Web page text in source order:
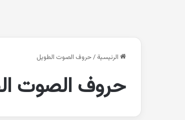
الرئيسية /حروف الصوت الطويل
حروف الصوت